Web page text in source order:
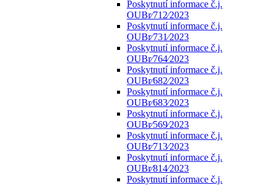
Poskytnutí informace č.j.
OUBr⁄712⁄2023
Poskytnutí informace č.j.
OUBr⁄731⁄2023
Poskytnutí informace č.j.
OUBr⁄764⁄2023
Poskytnutí informace č.j.
OUBr⁄682⁄2023
Poskytnutí informace č.j.
OUBr⁄683⁄2023
Poskytnutí informace č.j.
OUBr⁄569⁄2023
Poskytnutí informace č.j.
OUBr⁄713⁄2023
Poskytnutí informace č.j.
OUBr⁄814⁄2023
Poskytnutí informace č.j.